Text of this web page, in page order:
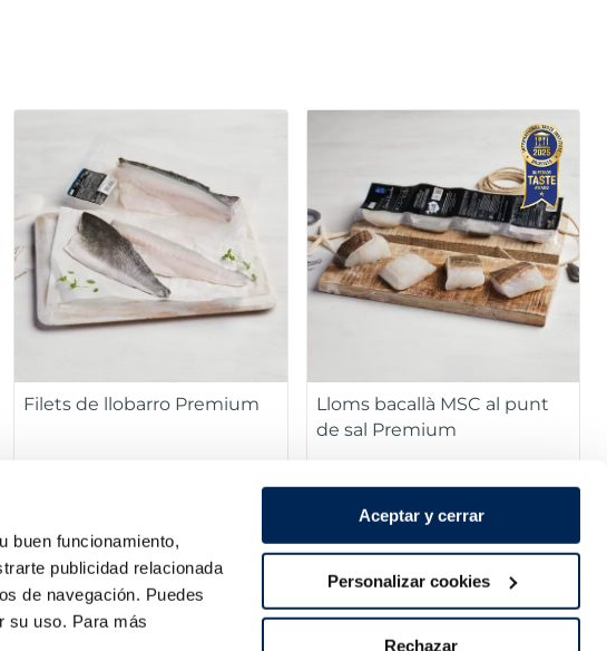
buen funcionamiento,
publicidad relacionada
de navegación. Puedes
su uso. Para más
Aceptar y cerrar
Personalizar cookies
Rechazar
Filets de llobarro Premium
Añadir
Lloms bacallà MSC al punt
de sal Premium
16,99 € Pack 4 x 125 g
Añadir